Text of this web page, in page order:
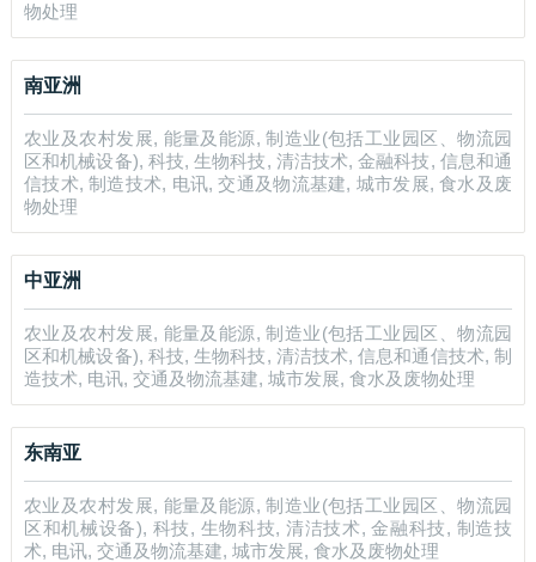
物处理
南亚洲
农业及农村发展, 能量及能源, 制造业(包括工业园区、物流园
区和机械设备), 科技, 生物科技, 清洁技术, 金融科技, 信息和通
信技术, 制造技术, 电讯, 交通及物流基建, 城市发展, 食水及废
物处理
中亚洲
农业及农村发展, 能量及能源, 制造业(包括工业园区、物流园
区和机械设备), 科技, 生物科技, 清洁技术, 信息和通信技术, 制
造技术, 电讯, 交通及物流基建, 城市发展, 食水及废物处理
东南亚
农业及农村发展, 能量及能源, 制造业(包括工业园区、物流园
区和机械设备), 科技, 生物科技, 清洁技术, 金融科技, 制造技
术, 电讯, 交通及物流基建, 城市发展, 食水及废物处理